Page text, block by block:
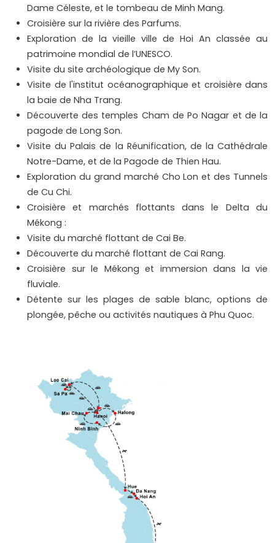
Dame Céleste, et le tombeau de Minh Mang.
Croisière sur la rivière des Parfums.
Exploration de la vieille ville de Hoi An classée au
patrimoine mondial de l’UNESCO.
Visite du site archéologique de My Son.
Visite de l'institut océanographique et croisière dans
la baie de Nha Trang.
Découverte des temples Cham de Po Nagar et de la
pagode de Long Son.
Visite du Palais de la Réunification, de la Cathédrale
Notre-Dame, et de la Pagode de Thien Hau.
Exploration du grand marché Cho Lon et des Tunnels
de Cu Chi.
Croisière et marchés flottants dans le Delta du
Mékong :
Visite du marché flottant de Cai Be.
Découverte du marché flottant de Cai Rang.
Croisière sur le Mékong et immersion dans la vie
fluviale.
Détente sur les plages de sable blanc, options de
plongée, pêche ou activités nautiques à Phu Quoc.